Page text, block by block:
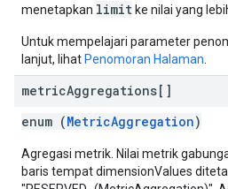
menetapkan limit ke nilai yang
Untuk mempelajari parameter
lanjut, lihat Penomoran Halaman
metricAggregations[]
enum (MetricAggregation)
Agregasi metrik. Nilai metrik
baris tempat dimensionValues